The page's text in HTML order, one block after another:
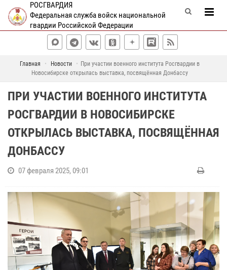
РОСГВАРДИЯ
Федеральная служба войск национальной
гвардии Российской Федерации
Главная Новости
При участии военного института Росгвардии в
Новосибирске открылась выставка, посвящённая Донбассу
ПРИ УЧАСТИИ ВОЕННОГО ИНСТИТУТА
РОСГВАРДИИ В НОВОСИБИРСКЕ
ОТКРЫЛАСЬ ВЫСТАВКА, ПОСВЯЩЁННАЯ
ДОНБАССУ
07 февраля 2025, 09:01